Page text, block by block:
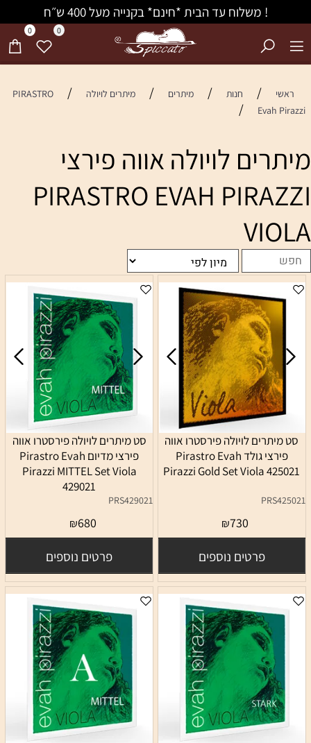
! משלוח עד הבית *חינם* בקנייה מעל 400 ש״ח
0 0
ראשי / חנות / מיתרים / מיתרים לויולה /
PIRASTRO
/ Evah Pirazzi
מיתרים לויולה אווה פירצי
PIRASTRO EVAH PIRAZZI
VIOLA
סט מיתרים לויולה פירסטרו אווה
פירצי גולד Pirastro Evah
Pirazzi Gold Set Viola 425021
PRS425021
₪730
פרטים נוספים
סט מיתרים לויולה פירסטרו אווה
פירצי מדיום Pirastro Evah
Pirazzi MITTEL Set Viola
429021
PRS429021
₪680
פרטים נוספים